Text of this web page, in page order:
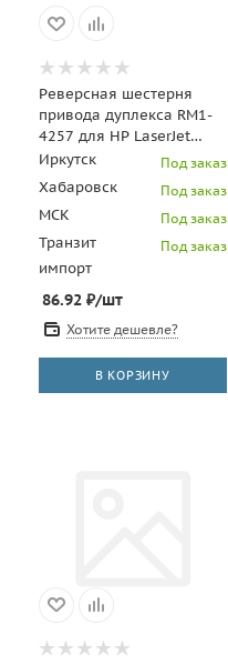
Реверсная шестерня
привода дуплекса RM1-
4257 для HP LaserJet
P2015/P2014/M2727
(CET), DGP0629
Иркутск Под заказ
Хабаровск Под заказ
МСК Под заказ
Транзит
импорт
Под заказ
86.92 ₽/шт
Хотите дешевле?
В КОРЗИНУ